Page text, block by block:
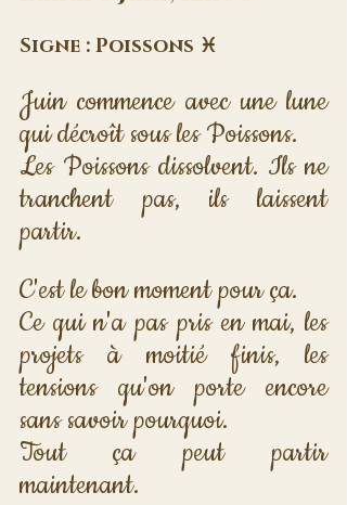
Signe : Poissons ♓
Juin commence avec une lune
qui décroît sous les Poissons.
Les Poissons dissolvent. Ils ne
tranchent pas, ils laissent
partir.
C'est le bon moment pour ça.
Ce qui n'a pas pris en mai, les
projets à moitié finis, les
tensions qu'on porte encore
sans savoir pourquoi.
Tout ça peut partir
maintenant.